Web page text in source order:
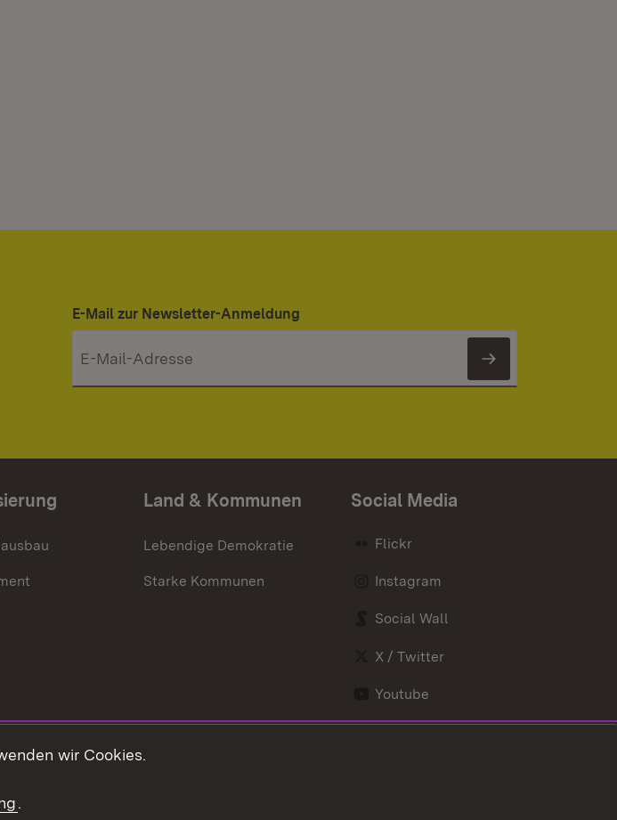
E-Mail zur Newsletter-Anmeldung
Newsletter
Land & Kommunen
Lebendige Demokratie
Starke Kommunen
Social Media
Flickr
Instagram
Social Wall
X / Twitter
Youtube
wir Cookies.
.